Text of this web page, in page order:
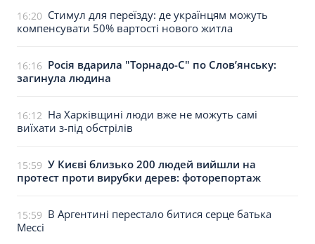
16:20 Стимул для переїзду: де українцям можуть
компенсувати 50% вартості нового житла
16:16 Росія вдарила "Торнадо-С" по Слов’янську:
загинула людина
16:12 На Харківщині люди вже не можуть самі
виїхати з-під обстрілів
15:59 У Києві близько 200 людей вийшли на
протест проти вирубки дерев: фоторепортаж
15:59 В Аргентині перестало битися серце батька
Мессі